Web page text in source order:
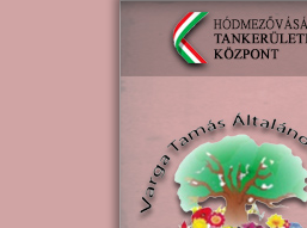
Ugrás a tartalomra